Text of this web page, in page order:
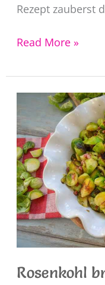
Rezept zauberst
Schupfnudeln
Sauerkraut
und
Read More »
Rosenkohl